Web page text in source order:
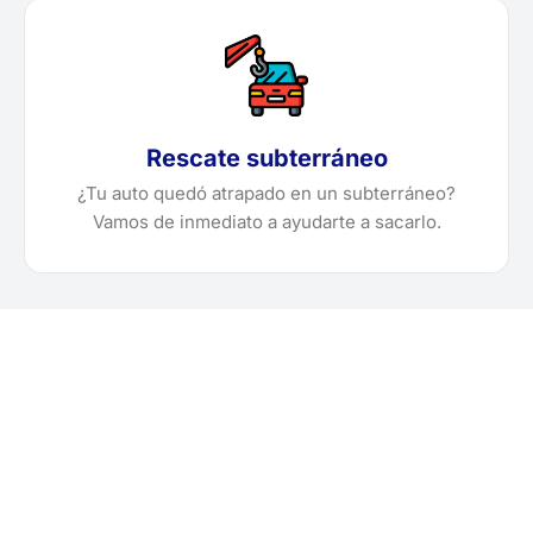
Rescate subterráneo
¿Tu auto quedó atrapado en un subterráneo?
Vamos de inmediato a ayudarte a sacarlo.